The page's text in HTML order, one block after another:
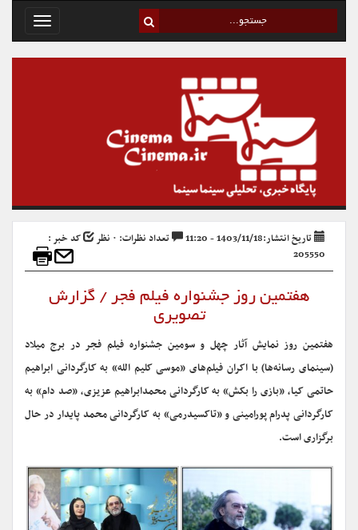
Toggle
تاریخ انتشار:1403/11/18 - 11:20 تعداد نظرات: ۰ نظر
کد خبر :
205550
هفتمین روز جشنواره فیلم فجر / گزارش
تصویری
هفتمین روز نمایش آثار چهل و سومین جشنواره فیلم فجر در برج میلاد
(سینمای رسانه‌ها) با اکران فیلم‌های «موسی کلیم الله» به کارگردانی ابراهیم
حاتمی کیا، «بازی را بکش» به کارگردانی محمدابراهیم عزیزی، «صد دام» به
کارگردانی پدرام پورامینی و «تاکسیدرمی» به کارگردانی محمد پایدار در حال
برگزاری است.